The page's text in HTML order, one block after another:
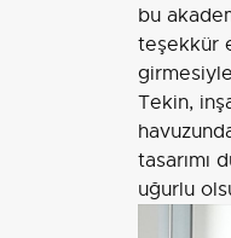
bu
teşekkür
Tekin,
tasarımı
uğurlu